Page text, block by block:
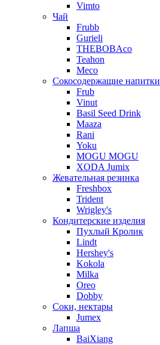
Vimto
Чай
Frubb
Gurieli
THEBOBAco
Teahon
Meco
Сокосодержащие напитки
Frub
Vinut
Basil Seed Drink
Maaza
Rani
Yoku
MOGU MOGU
XODA Jumix
Жевательная резинка
Freshbox
Trident
Wrigley's
Кондитерские изделия
Пухлый Кролик
Lindt
Hershey's
Kokola
Milka
Oreo
Dobby
Соки, нектары
Jumex
Лапша
BaiXiang